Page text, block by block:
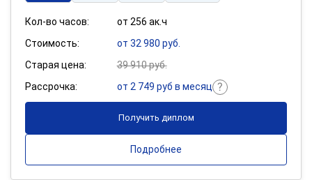
Кол-во часов:
от 256 ак.ч
Стоимость:
от 32 980 руб.
Старая цена:
39 910 руб.
Рассрочка:
от 2 749 руб в месяц
Получить диплом
Подробнее